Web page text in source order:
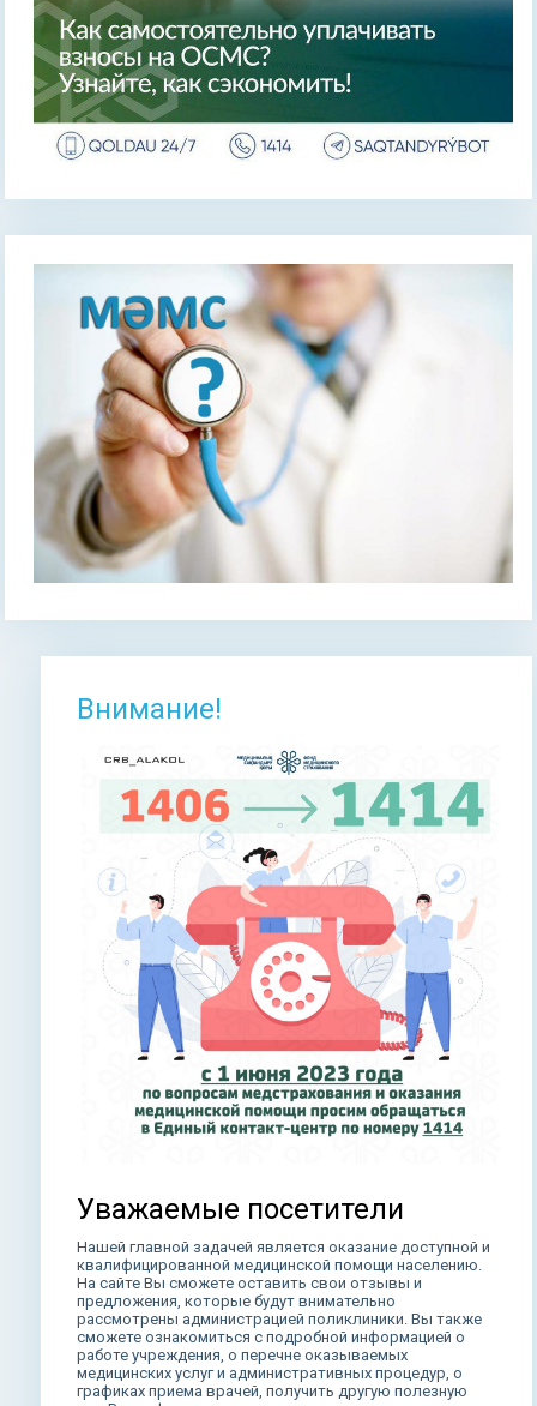
Внимание!
Уважаемые посетители
Нашей главной задачей является оказание доступной и
квалифицированной медицинской помощи населению.
На сайте Вы сможете оставить свои отзывы и
предложения, которые будут внимательно
рассмотрены администрацией поликлиники. Вы также
сможете ознакомиться с подробной информацией о
работе учреждения, о перечне оказываемых
медицинских услуг и административных процедур, о
графиках приема врачей, получить другую полезную